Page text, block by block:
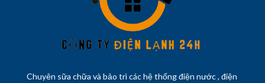
Chuyên sữa chữa và bảo trì các hệ thống điện nước , điện